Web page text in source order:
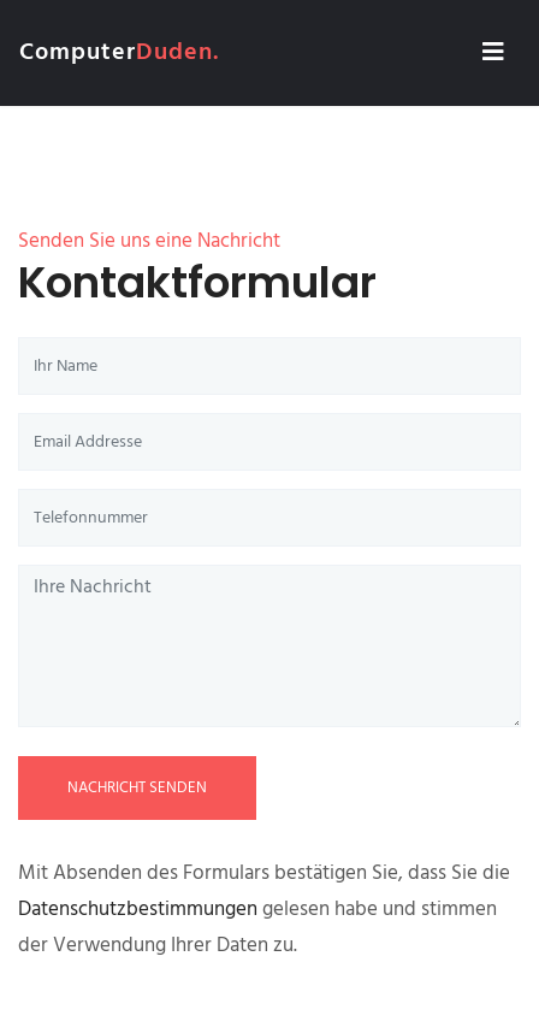
ComputerDuden.
Senden Sie uns eine Nachricht
Kontaktformular
NACHRICHT SENDEN
Mit Absenden des Formulars bestätigen Sie, dass Sie die
Datenschutzbestimmungengelesen habe und stimmen
der Verwendung Ihrer Daten zu.